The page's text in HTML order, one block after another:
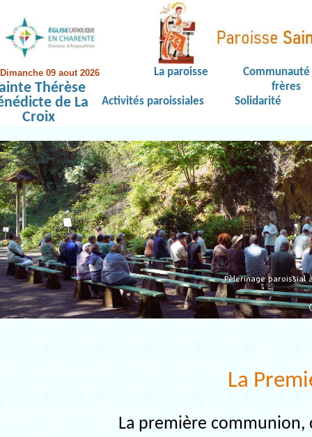
Dimanche 09 aout 2026
Thérèse
de La
Croix
La paroisse
Communauté
frères
Activités paroissiales
Solidarité
Pèlerinage paroissial
La
La première communion,